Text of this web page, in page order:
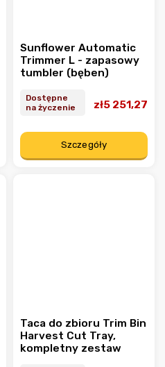
Sunflower Automatic
Trimmer L - zapasowy
tumbler (bęben)
Dostępne
na życzenie
zł5 251,27
Szczegóły
Taca do zbioru Trim Bin
Harvest Cut Tray,
kompletny zestaw